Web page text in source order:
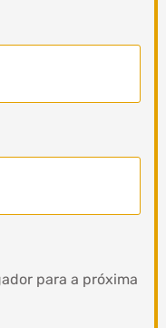
para a próxima